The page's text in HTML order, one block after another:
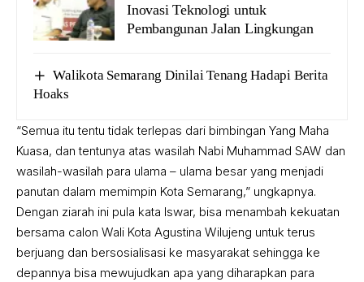
Inovasi Teknologi untuk
Pembangunan Jalan Lingkungan
Walikota Semarang Dinilai Tenang Hadapi Berita
Hoaks
“Semua itu tentu tidak terlepas dari bimbingan Yang Maha
Kuasa, dan tentunya atas wasilah Nabi Muhammad SAW dan
wasilah-wasilah para ulama – ulama besar yang menjadi
panutan dalam memimpin Kota Semarang,” ungkapnya.
Dengan ziarah ini pula kata Iswar, bisa menambah kekuatan
bersama calon Wali Kota Agustina Wilujeng untuk terus
berjuang dan bersosialisasi ke masyarakat sehingga ke
depannya bisa mewujudkan apa yang diharapkan para